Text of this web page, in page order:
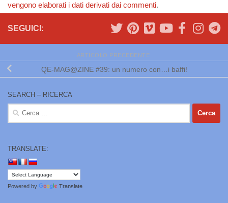
vengono elaborati i dati derivati dai commenti.
SEGUICI:
ARTICOLO PRECEDENTE
QE-MAG@ZINE #39: un numero con…i baffi!
SEARCH – RICERCA
Ricerca
TRANSLATE:
Powered by Translate